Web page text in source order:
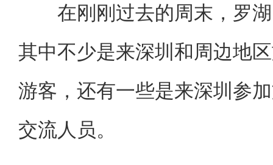
在刚刚过去的周末，罗湖
其中不少是来深圳和周边地
游客，还有一些是来深圳参
交流人员。